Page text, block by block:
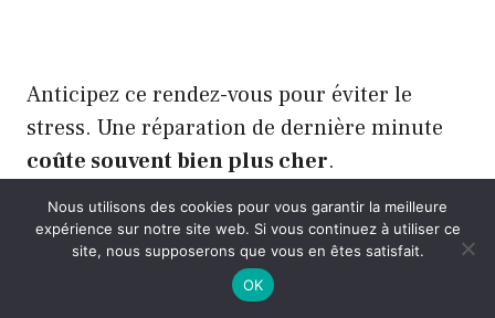
Anticipez ce rendez-vous pour éviter le
stress. Une réparation de dernière minute
coûte souvent bien plus cher.
La sécurité routière ne tolèreaucun
compromis. Soyez donc vigilant sur votre
Nous utilisons des cookies pour vous garantir la meilleure
expérience sur notre site web. Si vous continuez à utiliser ce
site, nous supposerons que vous en êtes satisfait.
OK